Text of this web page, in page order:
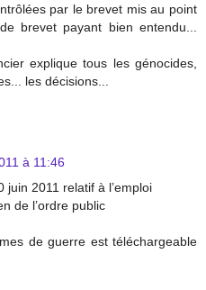
par le brevet mis au point
brevet payant bien entendu...
explique tous les génocides,
les décisions...
à 11:46
juin 2011 relatif à l’emploi
de l’ordre public
de guerre est téléchargeable